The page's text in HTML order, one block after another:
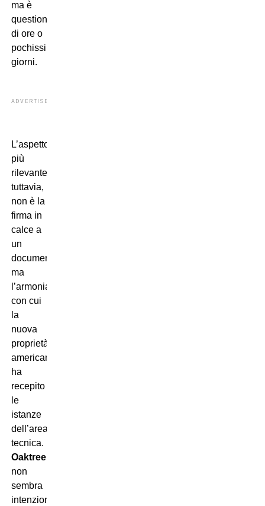
ma è
questione
di ore o
pochissimi
giorni.
ADVERTISEMENT
L’aspetto
più
rilevante,
tuttavia,
non è la
firma in
calce a
un
documento,
ma
l’armonia
con cui
la
nuova
proprietà
americana
ha
recepito
le
istanze
dell’area
tecnica.
Oaktree
non
sembra
intenzionata